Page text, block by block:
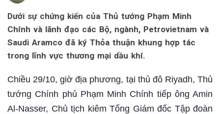
Dưới sự chứng kiến của Thủ tướng Phạm Minh
Chính và lãnh đạo các Bộ, ngành, Petrovietnam và
Saudi Aramco đã ký Thỏa thuận khung hợp tác
trong lĩnh vực thương mại dầu khí.
Chiều 29/10, giờ địa phương, tại thủ đô Riyadh, Thủ
tướng Chính phủ Phạm Minh Chính tiếp ông Amin
Al-Nasser, Chủ tịch kiêm Tổng Giám đốc Tập đoàn